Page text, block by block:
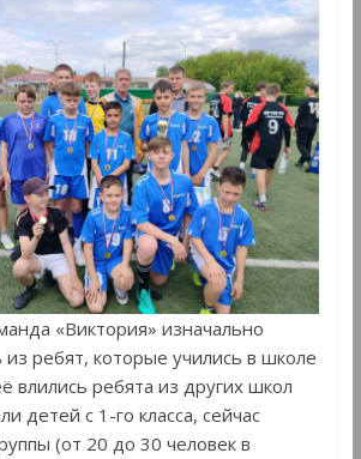
«Виктория» изначально
ребят, которые учились в школе
влились ребята из других школ
детей с 1-го класса, сейчас
(от 20 до 30 человек в